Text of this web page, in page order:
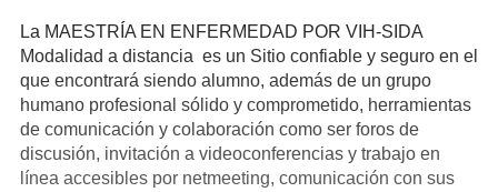
La MAESTRÍA EN ENFERMEDAD POR VIH-SIDA
Modalidad a distancia es un Sitio confiable y seguro en el
que encontrará siendo alumno, además de un grupo
humano profesional sólido y comprometido, herramientas
de comunicación y colaboración como ser foros de
discusión, invitación a videoconferencias y trabajo en
línea accesibles por netmeeting, comunicación con sus